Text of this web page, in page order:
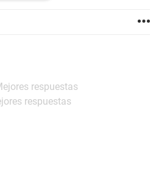
mirándome las
se ponen rojas !! Si me pudieseis
respuestas
respuestas